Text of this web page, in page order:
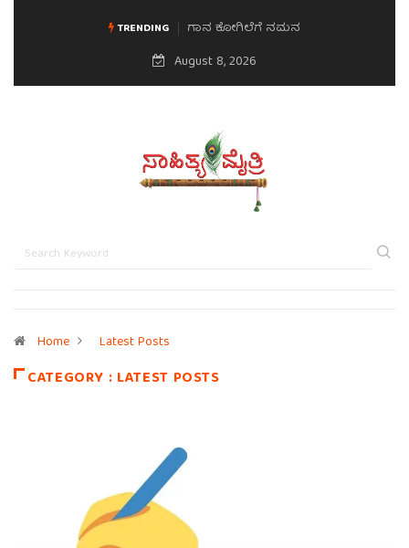
TRENDING
ಗಾನ ಕೋಗಿಲೆಗೆ ನಮನ ಮನಸಿನ ಸವಿಭಾವ
August 8, 2026
Home Latest Posts
CATEGORY : LATEST POSTS